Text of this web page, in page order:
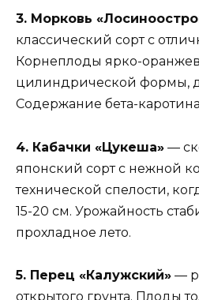
3. Морковь
классический сорт с
Корнеплоды ярко-
цилиндрической формы,
Содержание бета-
4. Кабачки «Цукеша» —
японский сорт с нежной
технической спелости,
15-20 см. Урожайность
прохладное лето.
5. Перец «Калужский» —
открытого грунта. Плоды